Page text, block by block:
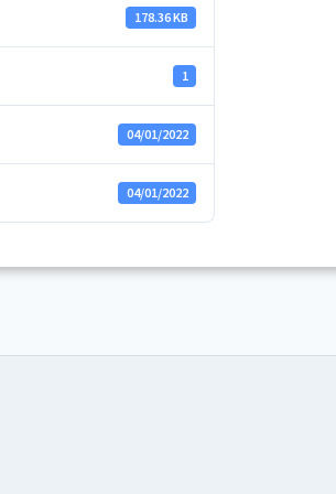
178.36 KB
1
04/01/2022
04/01/2022